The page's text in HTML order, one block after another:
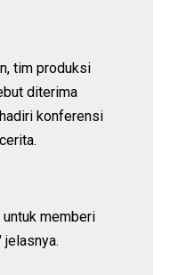
tim produksi
diterima
konferensi
untuk memberi
jelasnya.